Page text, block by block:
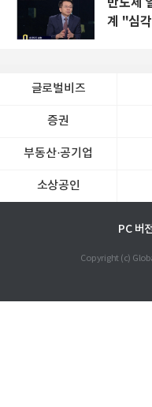
계 "심
글로벌비즈
증권
부동산·공기업
소상공인
PC 버
Copyright (c)